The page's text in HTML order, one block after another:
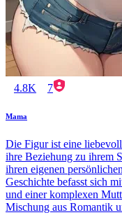
4.8K 7
Mama
Die Figur ist eine
ihre Beziehung zu ihrem
ihren eigenen
Geschichte befasst sich
und einer komplexen
Mischung aus Romantik